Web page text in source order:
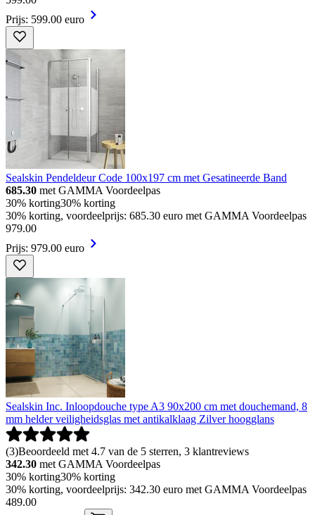
Prijs: 599.00 euro
Sealskin Pendeldeur Code 100x197 cm met Gesatineerde Band
685.30 met GAMMA Voordeelpas
30% korting30% korting
30% korting, voordeelprijs: 685.30 euro met GAMMA Voordeelpas
979.00
Prijs: 979.00 euro
Sealskin Inc. Inloopdouche type A3 90x200 cm met douchemand, 8
mm helder veiligheidsglas met antikalklaag Zilver hoogglans
(3)Beoordeeld met 4.7 van de 5 sterren, 3 klantreviews
342.30 met GAMMA Voordeelpas
30% korting30% korting
30% korting, voordeelprijs: 342.30 euro met GAMMA Voordeelpas
489.00